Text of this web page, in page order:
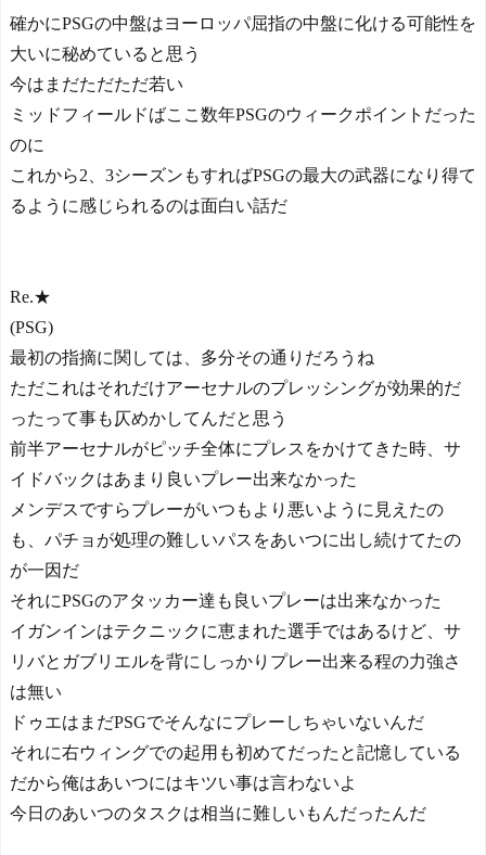
確かにPSGの中盤はヨーロッパ屈指の中盤に化ける可能性を
大いに秘めていると思う
今はまだただただ若い
ミッドフィールドばここ数年PSGのウィークポイントだった
のに
これから2、3シーズンもすればPSGの最大の武器になり得て
るように感じられるのは面白い話だ
Re.★
(PSG)
最初の指摘に関しては、多分その通りだろうね
ただこれはそれだけアーセナルのプレッシングが効果的だ
ったって事も仄めかしてんだと思う
前半アーセナルがピッチ全体にプレスをかけてきた時、サ
イドバックはあまり良いプレー出来なかった
メンデスですらプレーがいつもより悪いように見えたの
も、パチョが処理の難しいパスをあいつに出し続けてたの
が一因だ
それにPSGのアタッカー達も良いプレーは出来なかった
イガンインはテクニックに恵まれた選手ではあるけど、サ
リバとガブリエルを背にしっかりプレー出来る程の力強さ
は無い
ドゥエはまだPSGでそんなにプレーしちゃいないんだ
それに右ウィングでの起用も初めてだったと記憶している
だから俺はあいつにはキツい事は言わないよ
今日のあいつのタスクは相当に難しいもんだったんだ